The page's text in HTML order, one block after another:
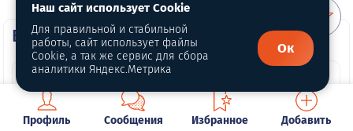
ВИП автомобили
Профиль Сообщения Избранное Добавить
Наш сайт использует Cookie
Для правильной и стабильной
работы, сайт использует файлы
Cookie, а так же сервис для сбора
аналитики Яндекс.Метрика
Ок